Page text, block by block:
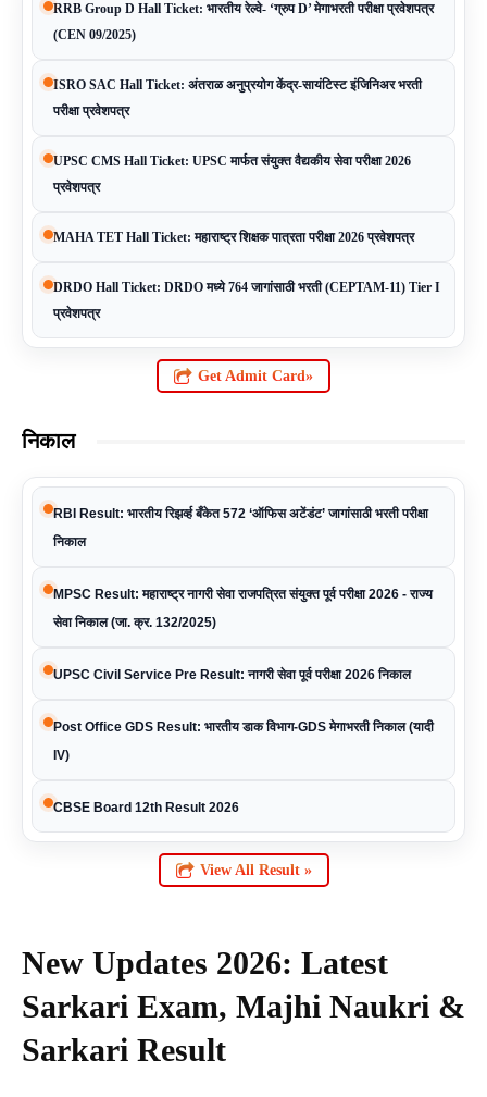
RRB Group D Hall Ticket: भारतीय रेल्वे- ‘ग्रुप D’ मेगाभरती परीक्षा प्रवेशपत्र
(CEN 09/2025)
ISRO SAC Hall Ticket: अंतराळ अनुप्रयोग केंद्र-सायंटिस्ट इंजिनिअर भरती
परीक्षा प्रवेशपत्र
UPSC CMS Hall Ticket: UPSC मार्फत संयुक्त वैद्यकीय सेवा परीक्षा 2026
प्रवेशपत्र
MAHA TET Hall Ticket: महाराष्ट्र शिक्षक पात्रता परीक्षा 2026 प्रवेशपत्र
DRDO Hall Ticket: DRDO मध्ये 764 जागांसाठी भरती (CEPTAM-11) Tier I
प्रवेशपत्र
Get Admit Card»
निकाल
RBI Result: भारतीय रिझर्व्ह बँकेत 572 ‘ऑफिस अटेंडंट’ जागांसाठी भरती परीक्षा
निकाल
MPSC Result: महाराष्ट्र नागरी सेवा राजपत्रित संयुक्त पूर्व परीक्षा 2026 - राज्य
सेवा निकाल (जा. क्र. 132/2025)
UPSC Civil Service Pre Result: नागरी सेवा पूर्व परीक्षा 2026 निकाल
Post Office GDS Result: भारतीय डाक विभाग-GDS मेगाभरती निकाल (यादी
IV)
CBSE Board 12th Result 2026
View All Result »
New Updates 2026: Latest
Sarkari Exam, Majhi Naukri &
Sarkari Result